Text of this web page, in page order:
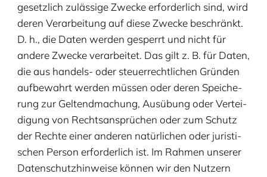
gesetz­lich zuläs­si­ge Zwe­cke erfor­der­lich sind, wird
deren Ver­ar­bei­tung auf die­se Zwe­cke beschränkt.
D. h., die Daten wer­den gesperrt und nicht für
ande­re Zwe­cke ver­ar­bei­tet. Das gilt z. B. für Daten,
die aus han­dels- oder steu­er­recht­li­chen Grün­den
auf­be­wahrt wer­den müs­sen oder deren Spei­che­
rung zur Gel­tend­ma­chung, Aus­übung oder Ver­tei­
di­gung von Rechts­an­sprü­chen oder zum Schutz
der Rech­te einer ande­ren natür­li­chen oder juris­ti­
schen Per­son erfor­der­lich ist. Im Rah­men unse­rer
Daten­schutz­hin­wei­se kön­nen wir den Nut­zern